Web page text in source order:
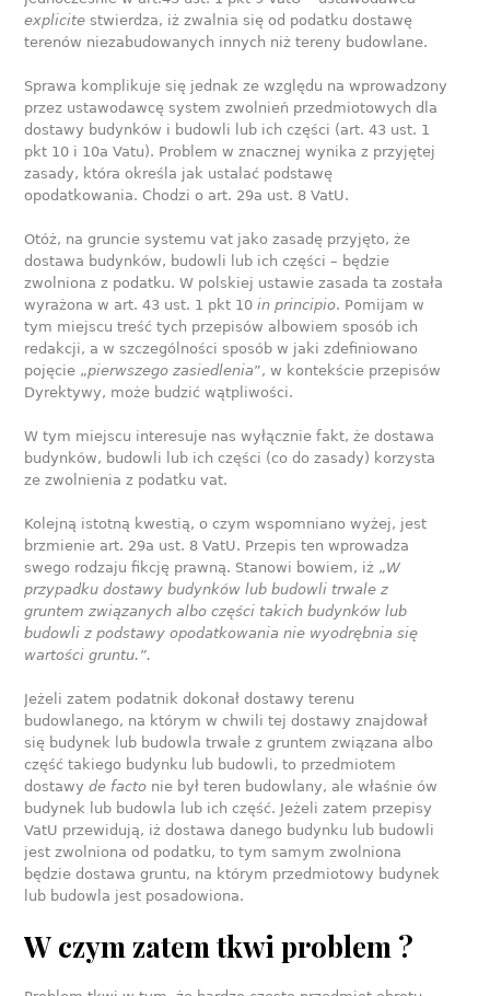
explicitestwierdza, iż zwalnia się od podatku dostawę
terenów niezabudowanych innych niż tereny budowlane.
Sprawa komplikuje się jednak ze względu na wprowadzony
przez ustawodawcę system zwolnień przedmiotowych dla
dostawy budynków i budowli lub ich części (art. 43 ust. 1
pkt 10 i 10a Vatu). Problem w znacznej wynika z przyjętej
zasady, która określa jak ustalać podstawę
opodatkowania. Chodzi o art. 29a ust. 8 VatU.
Otóż, na gruncie systemu vat jako zasadę przyjęto, że
dostawa budynków, budowli lub ich części – będzie
zwolniona z podatku. W polskiej ustawie zasada ta została
wyrażona w art. 43 ust. 1 pkt 10in principio. Pomijam w
tym miejscu treść tych przepisów albowiem sposób ich
redakcji, a w szczególności sposób w jaki zdefiniowano
pojęcie „pierwszego zasiedlenia”, w kontekście przepisów
Dyrektywy, może budzić wątpliwości.
W tym miejscu interesuje nas wyłącznie fakt, że dostawa
budynków, budowli lub ich części (co do zasady) korzysta
ze zwolnienia z podatku vat.
Kolejną istotną kwestią, o czym wspomniano wyżej, jest
brzmienie art. 29a ust. 8 VatU. Przepis ten wprowadza
swego rodzaju fikcję prawną. Stanowi bowiem, iż „W
przypadku dostawy budynków lub budowli trwale z
gruntem związanych albo części takich budynków lub
budowli z podstawy opodatkowania nie wyodrębnia się
wartości gruntu.”.
Jeżeli zatem podatnik dokonał dostawy terenu
budowlanego, na którym w chwili tej dostawy znajdował
się budynek lub budowla trwale z gruntem związana albo
część takiego budynku lub budowli, to przedmiotem
dostawyde facto nie był teren budowlany, ale właśnie ów
budynek lub budowla lub ich część. Jeżeli zatem przepisy
VatU przewidują, iż dostawa danego budynku lub budowli
jest zwolniona od podatku, to tym samym zwolniona
będzie dostawa gruntu, na którym przedmiotowy budynek
lub budowla jest posadowiona.
W czym zatem tkwiproblem ?